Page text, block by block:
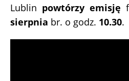
Lublin powtórzy emisję
sierpnia br. o godz. 10.30.